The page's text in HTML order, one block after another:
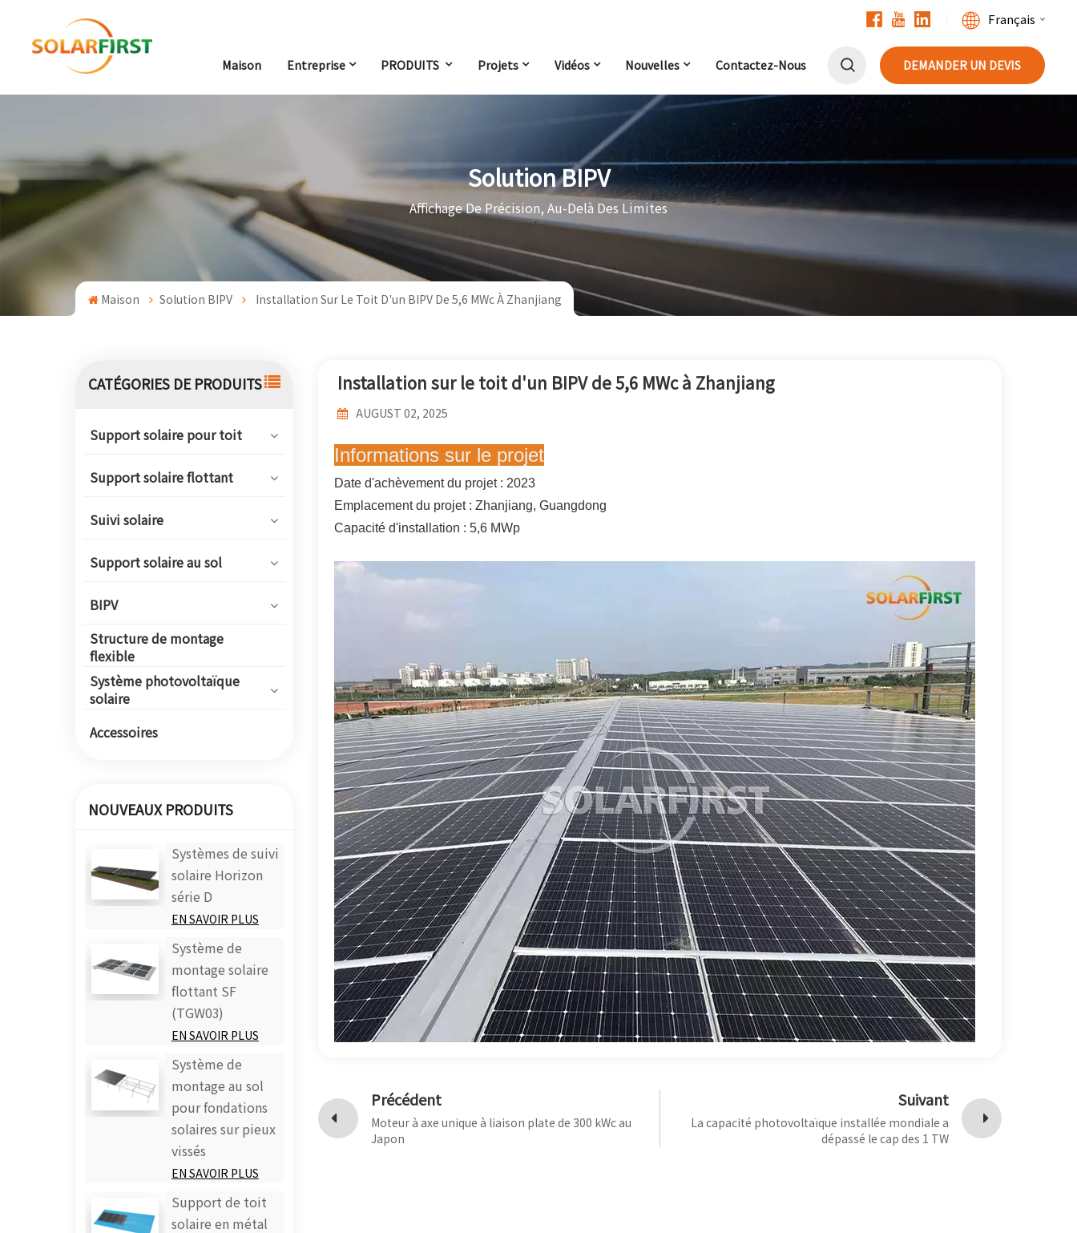
Français
Deutsch
Español
Maison Entreprise PRODUITS Projets Vidéos Nouvelles Contactez-Nous DEMANDER UN DEVIS
Solution BIPV
Affichage De Précision, Au-Delà Des Limites
Maison Solution BIPV Installation Sur Le Toit D'un BIPV De 5,6 MWc À Zhanjiang
CATÉGORIES DE PRODUITS
Support solaire pour toit
Support solaire flottant
Suivi solaire
Support solaire au sol
BIPV
Structure de montage
flexible
Système photovoltaïque
solaire
Accessoires
NOUVEAUX PRODUITS
Systèmes de suivi
solaire Horizon
série D
EN SAVOIR PLUS
Système de
montage solaire
flottant SF
(TGW03)
EN SAVOIR PLUS
Système de
montage au sol
pour fondations
solaires sur pieux
vissés
EN SAVOIR PLUS
Support de toit
solaire en métal
Installation sur le toit d'un BIPV de 5,6 MWc à Zhanjiang
AUGUST 02, 2025
Informations sur le projet
Date d'achèvement du projet : 2023
Emplacement du projet : Zhanjiang, Guangdong
Capacité d'installation : 5,6 MWp
Précédent
Moteur à axe unique à liaison plate de 300 kWc au
Japon
Suivant
La capacité photovoltaïque installée mondiale a
dépassé le cap des 1 TW